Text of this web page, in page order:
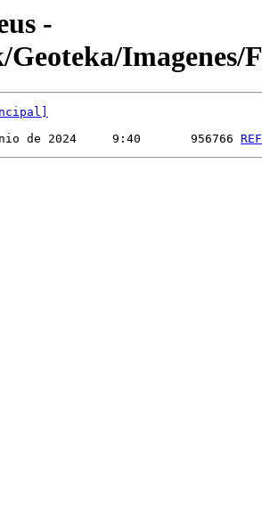
-
Imagenes/
de 2024     9:40       956766